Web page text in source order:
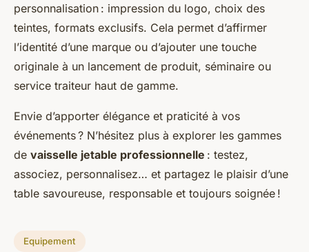
personnalisation : impression du logo, choix des
teintes, formats exclusifs. Cela permet d’affirmer
l’identité d’une marque ou d’ajouter une touche
originale à un lancement de produit, séminaire ou
service traiteur haut de gamme.
Envie d’apporter élégance et praticité à vos
événements ? N’hésitez plus à explorer les gammes
de vaisselle jetable professionnelle : testez,
associez, personnalisez… et partagez le plaisir d’une
table savoureuse, responsable et toujours soignée !
Equipement